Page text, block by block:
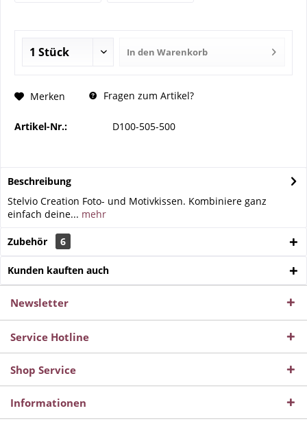
In den Warenkorb
Merken Fragen zum Artikel?
Artikel-Nr.: D100-505-500
Beschreibung
Stelvio Creation Foto- und Motivkissen. Kombiniere ganz
einfach deine... mehr
Zubehör 6
Kunden kauften auch
Newsletter
Service Hotline
Shop Service
Informationen